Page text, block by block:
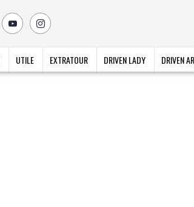
UTILE EXTRATOUR DRIVEN LADY DRIVEN